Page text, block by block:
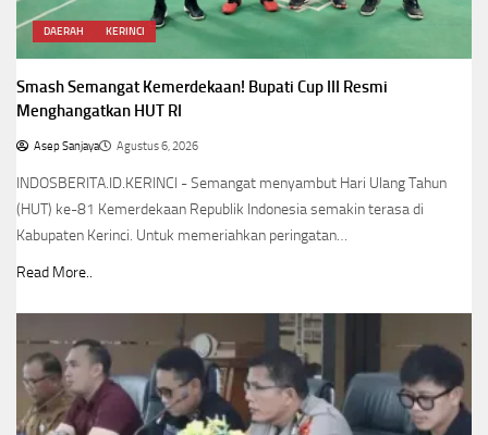
DAERAH KERINCI
Smash Semangat Kemerdekaan! Bupati Cup III Resmi
Menghangatkan HUT RI
Asep Sanjaya Agustus 6, 2026
INDOSBERITA.ID.KERINCI - Semangat menyambut Hari Ulang Tahun
(HUT) ke-81 Kemerdekaan Republik Indonesia semakin terasa di
Kabupaten Kerinci. Untuk memeriahkan peringatan…
Read More..